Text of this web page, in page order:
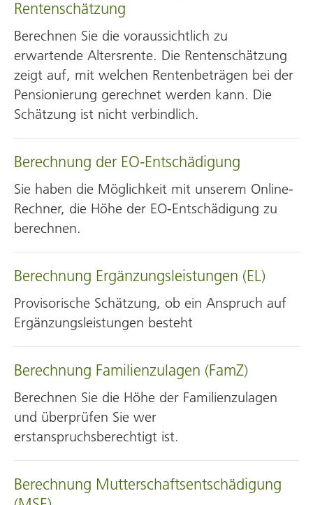
Rentenschätzung
Berechnen Sie die voraussichtlich zu
erwartende Altersrente. Die Rentenschätzung
zeigt auf, mit welchen Rentenbeträgen bei der
Pensionierung gerechnet werden kann. Die
Schätzung ist nicht verbindlich.
Berechnung der EO-Entschädigung
Sie haben die Möglichkeit mit unserem Online-
Rechner, die Höhe der EO-Entschädigung zu
berechnen.
Berechnung Ergänzungsleistungen (EL)
Provisorische Schätzung, ob ein Anspruch auf
Ergänzungsleistungen besteht
Berechnung Familienzulagen (FamZ)
Berechnen Sie die Höhe der Familienzulagen
und überprüfen Sie wer
erstanspruchsberechtigt ist.
Berechnung Mutter­schafts­entschädigung